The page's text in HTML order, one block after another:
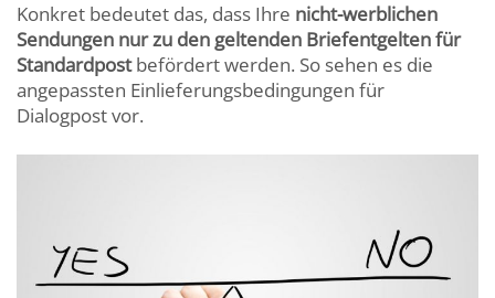
Konkret bedeutet das, dass Ihre nicht-werblichen
Sendungen nur zu den geltenden Briefentgelten für
Standardpostbefördert werden. So sehen es die
angepassten Einlieferungsbedingungen für
Dialogpost vor.